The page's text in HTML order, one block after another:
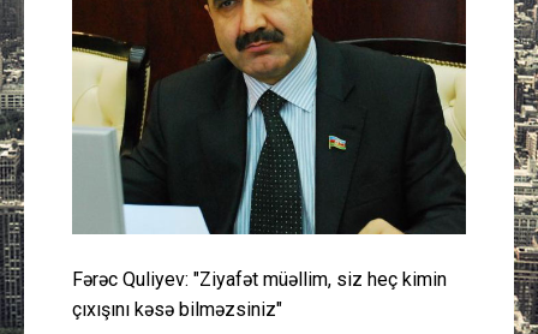
Müsahibə
Gündəm
Cəmiyyət
Fərəc Quliyev: "Ziyafət müəllim, siz heç kimin
çıxışını kəsə bilməzsiniz"